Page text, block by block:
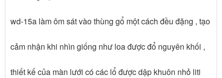
wd-15a làm ôm sát vào thùng gổ một cách đều đặng , tạo
cảm nhận khi nhìn giống như loa được đổ nguyên khối ,
thiết kế của màn lưới có các lổ được dập khuôn nhỏ liti